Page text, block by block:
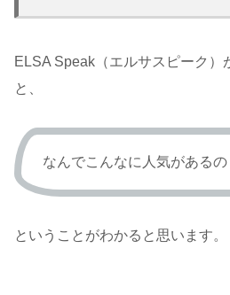
ELSA Speak（エルサスピーク）
と、
なんでこんなに人気があるの
ということがわかると思います。